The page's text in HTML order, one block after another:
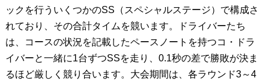
ックを行ういくつかのSS（スペシャルステージ）で構成さ
れており、その合計タイムを競います。ドライバーたち
は、コースの状況を記載したペースノートを持つコ・ドラ
イバーと一緒に1台ずつSSを走り、0.1秒の差で勝敗が決ま
るほど厳しく競り合います。大会期間は、各ラウンド3～4